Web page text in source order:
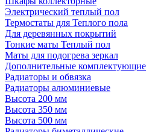
Электрический теплый пол
Термостаты для Теплого пола
Для деревянных покрытий
Тонкие маты Теплый пол
Маты для подогрева зеркал
Дополнительные комплектующие
Радиаторы и обвязка
Радиаторы алюминиевые
Высота 200 мм
Высота 350 мм
Высота 500 мм